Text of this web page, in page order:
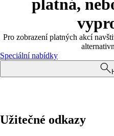
platná,
Pro zobrazení platných akcí
Speciální nabídky
Užitečné odkazy